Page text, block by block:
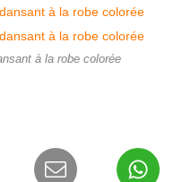
à la robe colorée